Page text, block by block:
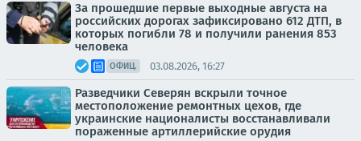
За прошедшие первые выходные августа на
российских дорогах зафиксировано 612 ДТП, в
которых погибли 78 и получили ранения 853
человека
ОФИЦ. 03.08.2026, 16:27
Разведчики Северян вскрыли точное
местоположение ремонтных цехов, где
украинские националисты восстанавливали
пораженные артиллерийские орудия